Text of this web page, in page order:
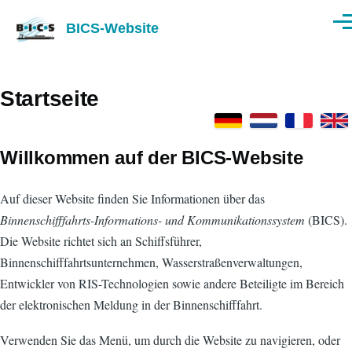
BICS-Website
Startseite
Willkommen auf der BICS-Website
Auf dieser Website finden Sie Informationen über das
Binnenschifffahrts-Informations- und Kommunikationssystem (BICS).
Die Website richtet sich an Schiffsführer,
Binnenschifffahrtsunternehmen, Wasserstraßenverwaltungen,
Entwickler von RIS-Technologien sowie andere Beteiligte im Bereich
der elektronischen Meldung in der Binnenschifffahrt.
Verwenden Sie das Menü, um durch die Website zu navigieren, oder